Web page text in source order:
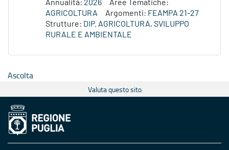
Annualità: 2026
Aree Tematiche:
AGRICOLTURA
Argomenti: FEAMPA 21-27
Strutture: DIP. AGRICOLTURA, SVILUPPO
RURALE E AMBIENTALE
Ascolta
Valuta questo sito